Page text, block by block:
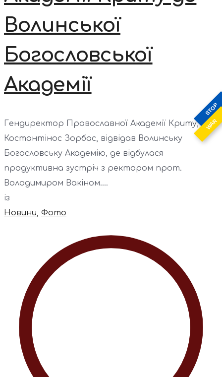
STOP
WAR
Волинської
Богословської
Академії
Гендиректор Православної Академії Криту, пан
Костантінос Зорбас, відвідав Волинську
Богословську Академію, де відбулася
продуктивна зустріч з ректором прот.
Володимиром Вакіном....
із
Новини, Фото